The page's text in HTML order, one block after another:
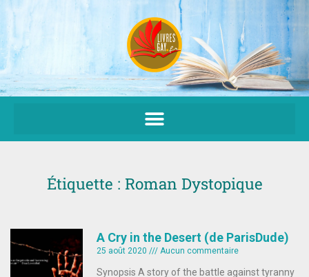
Aller
au
contenu
Étiquette : Roman Dystopique
A Cry in the Desert (de ParisDude)
25 août 2020 Aucun commentaire
Synopsis A story of the battle against tyranny